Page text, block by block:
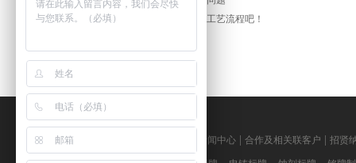
下一条：快来了解铝制标牌制作的工艺流程吧！
网站首页 新闻中心 合作及相关联客户 招贤